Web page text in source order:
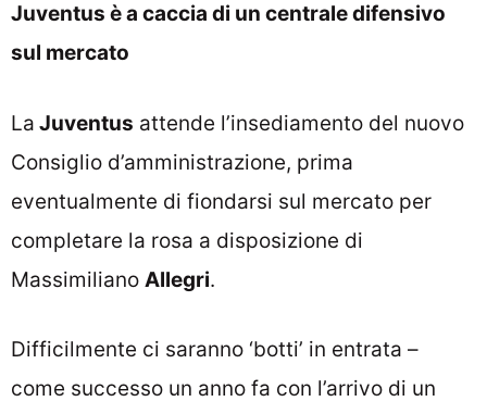
Juventus è a caccia di un centrale difensivo
sul mercato
La Juventus attende l’insediamento del nuovo
Consiglio d’amministrazione, prima
eventualmente di fiondarsi sul mercato per
completare la rosa a disposizione di
Massimiliano Allegri.
Difficilmente ci saranno ‘botti’ in entrata –
come successo un anno fa con l’arrivo di un